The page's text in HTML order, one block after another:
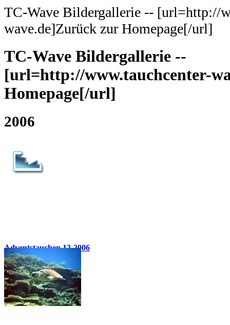
TC-Wave Bildergallerie -- [url=http://
wave.de]Zurück zur Homepage[/url]
TC-Wave Bildergallerie --
[url=http://www.tauchcenter-
Homepage[/url]
2006
Adventstauchen 12-2006
23 Bilder